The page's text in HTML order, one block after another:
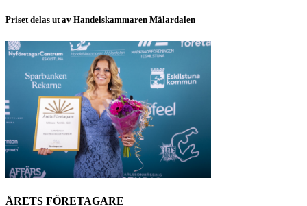
Priset delas ut av Handelskammaren Mälardalen
ÅRETS FÖRETAGARE